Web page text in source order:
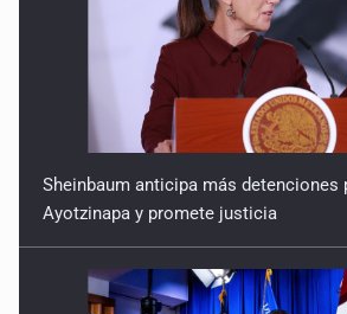
Sheinbaum anticipa más detenciones
Ayotzinapa y promete justicia